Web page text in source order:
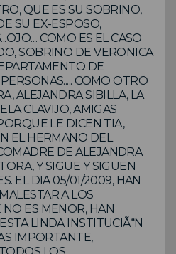
QUE ES SU SOBRINO,
SU EX-ESPOSO,
COMO ES EL CASO
SOBRINO DE VERONICA
DE
COMO OTRO
ALEJANDRA SIBILLA, LA
CLAVIJO, AMIGAS
LE DICEN TIA,
EL HERMANO DEL
DE ALEJANDRA
Y SIGUE Y SIGUEN
EL DIA 05/01/2009, HAN
A LOS
ES MENOR, HAN
LINDA INSTITUCIÃ“N
IMPORTANTE,